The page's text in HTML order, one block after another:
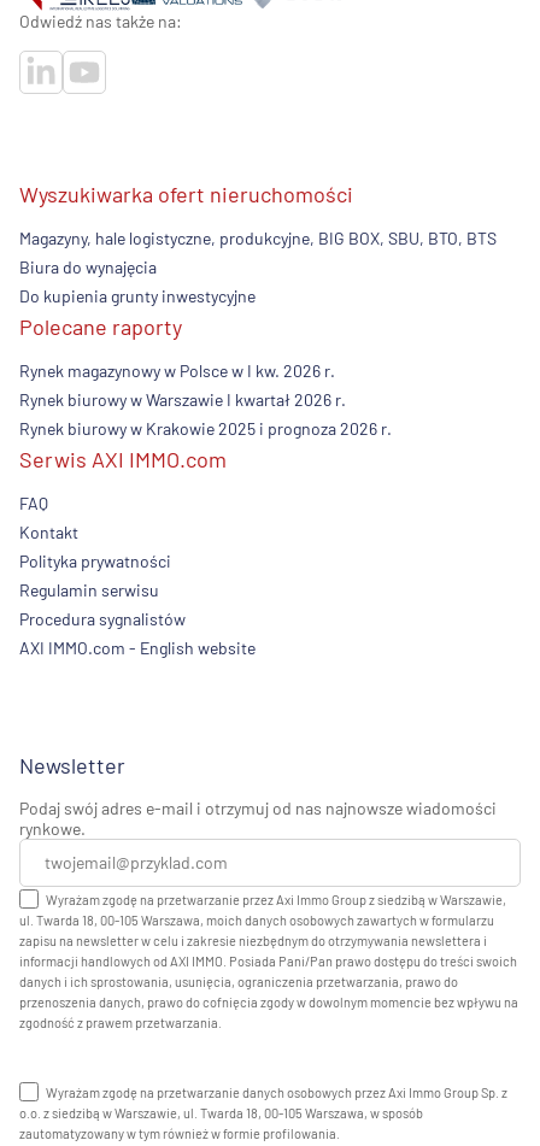
Odwiedź nas także na:
Wyszukiwarka ofert nieruchomości
Magazyny, hale logistyczne, produkcyjne, BIG BOX, SBU, BTO, BTS
Biura do wynajęcia
Do kupienia grunty inwestycyjne
Polecane raporty
Rynek magazynowy w Polsce w I kw. 2026 r.
Rynek biurowy w Warszawie I kwartał 2026 r.
Rynek biurowy w Krakowie 2025 i prognoza 2026 r.
Serwis AXI IMMO.com
FAQ
Kontakt
Polityka prywatności
Regulamin serwisu
Procedura sygnalistów
AXI IMMO.com - English website
Newsletter
Podaj swój adres e-mail i otrzymuj od nas najnowsze wiadomości
rynkowe.
Wyrażam zgodę na przetwarzanie przez Axi Immo Group z siedzibą w Warszawie,
ul. Twarda 18, 00-105 Warszawa, moich danych osobowych zawartych w formularzu
zapisu na newsletter w celu i zakresie niezbędnym do otrzymywania newslettera i
informacji handlowych od AXI IMMO. Posiada Pani/Pan prawo dostępu do treści swoich
danych i ich sprostowania, usunięcia, ograniczenia przetwarzania, prawo do
przenoszenia danych, prawo do cofnięcia zgody w dowolnym momencie bez wpływu na
zgodność z prawem przetwarzania.
Wyrażam zgodę na przetwarzanie danych osobowych przez Axi Immo Group Sp. z
o.o. z siedzibą w Warszawie, ul. Twarda 18, 00-105 Warszawa, w sposób
zautomatyzowany w tym również w formie profilowania.